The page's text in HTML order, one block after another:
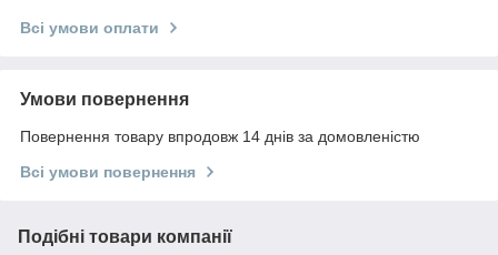
Всі умови оплати
Умови повернення
Повернення товару впродовж 14 днів за домовленістю
Всі умови повернення
Подібні товари компанії